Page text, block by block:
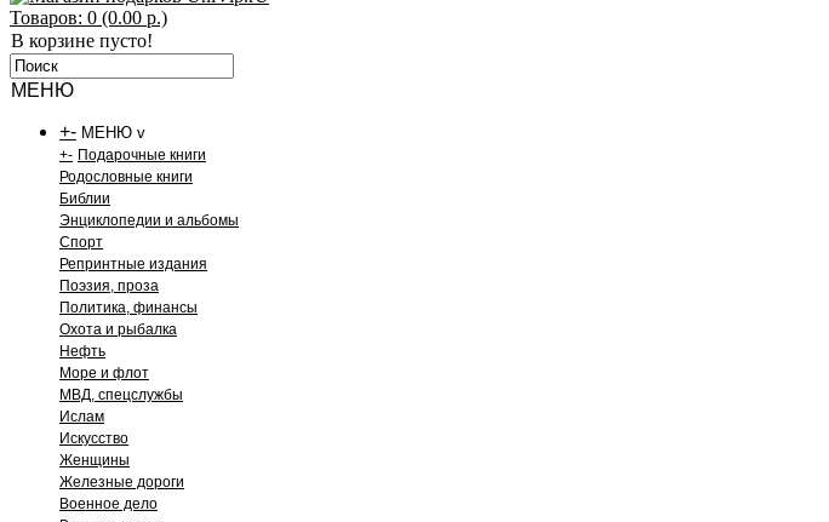
Товаров: 0 (0.00 р.)
В корзине пусто!
МЕНЮ
+- МЕНЮ v
+- Подарочные книги
Родословные книги
Библии
Энциклопедии и альбомы
Спорт
Репринтные издания
Поэзия, проза
Политика, финансы
Охота и рыбалка
Нефть
Море и флот
МВД, спецслужбы
Ислам
Искусство
Женщины
Железные дороги
Военное дело